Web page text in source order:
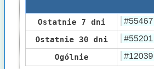
Ostatnie 7 dni
#55467
Ostatnie 30 dni #55201
Ogólnie #12039